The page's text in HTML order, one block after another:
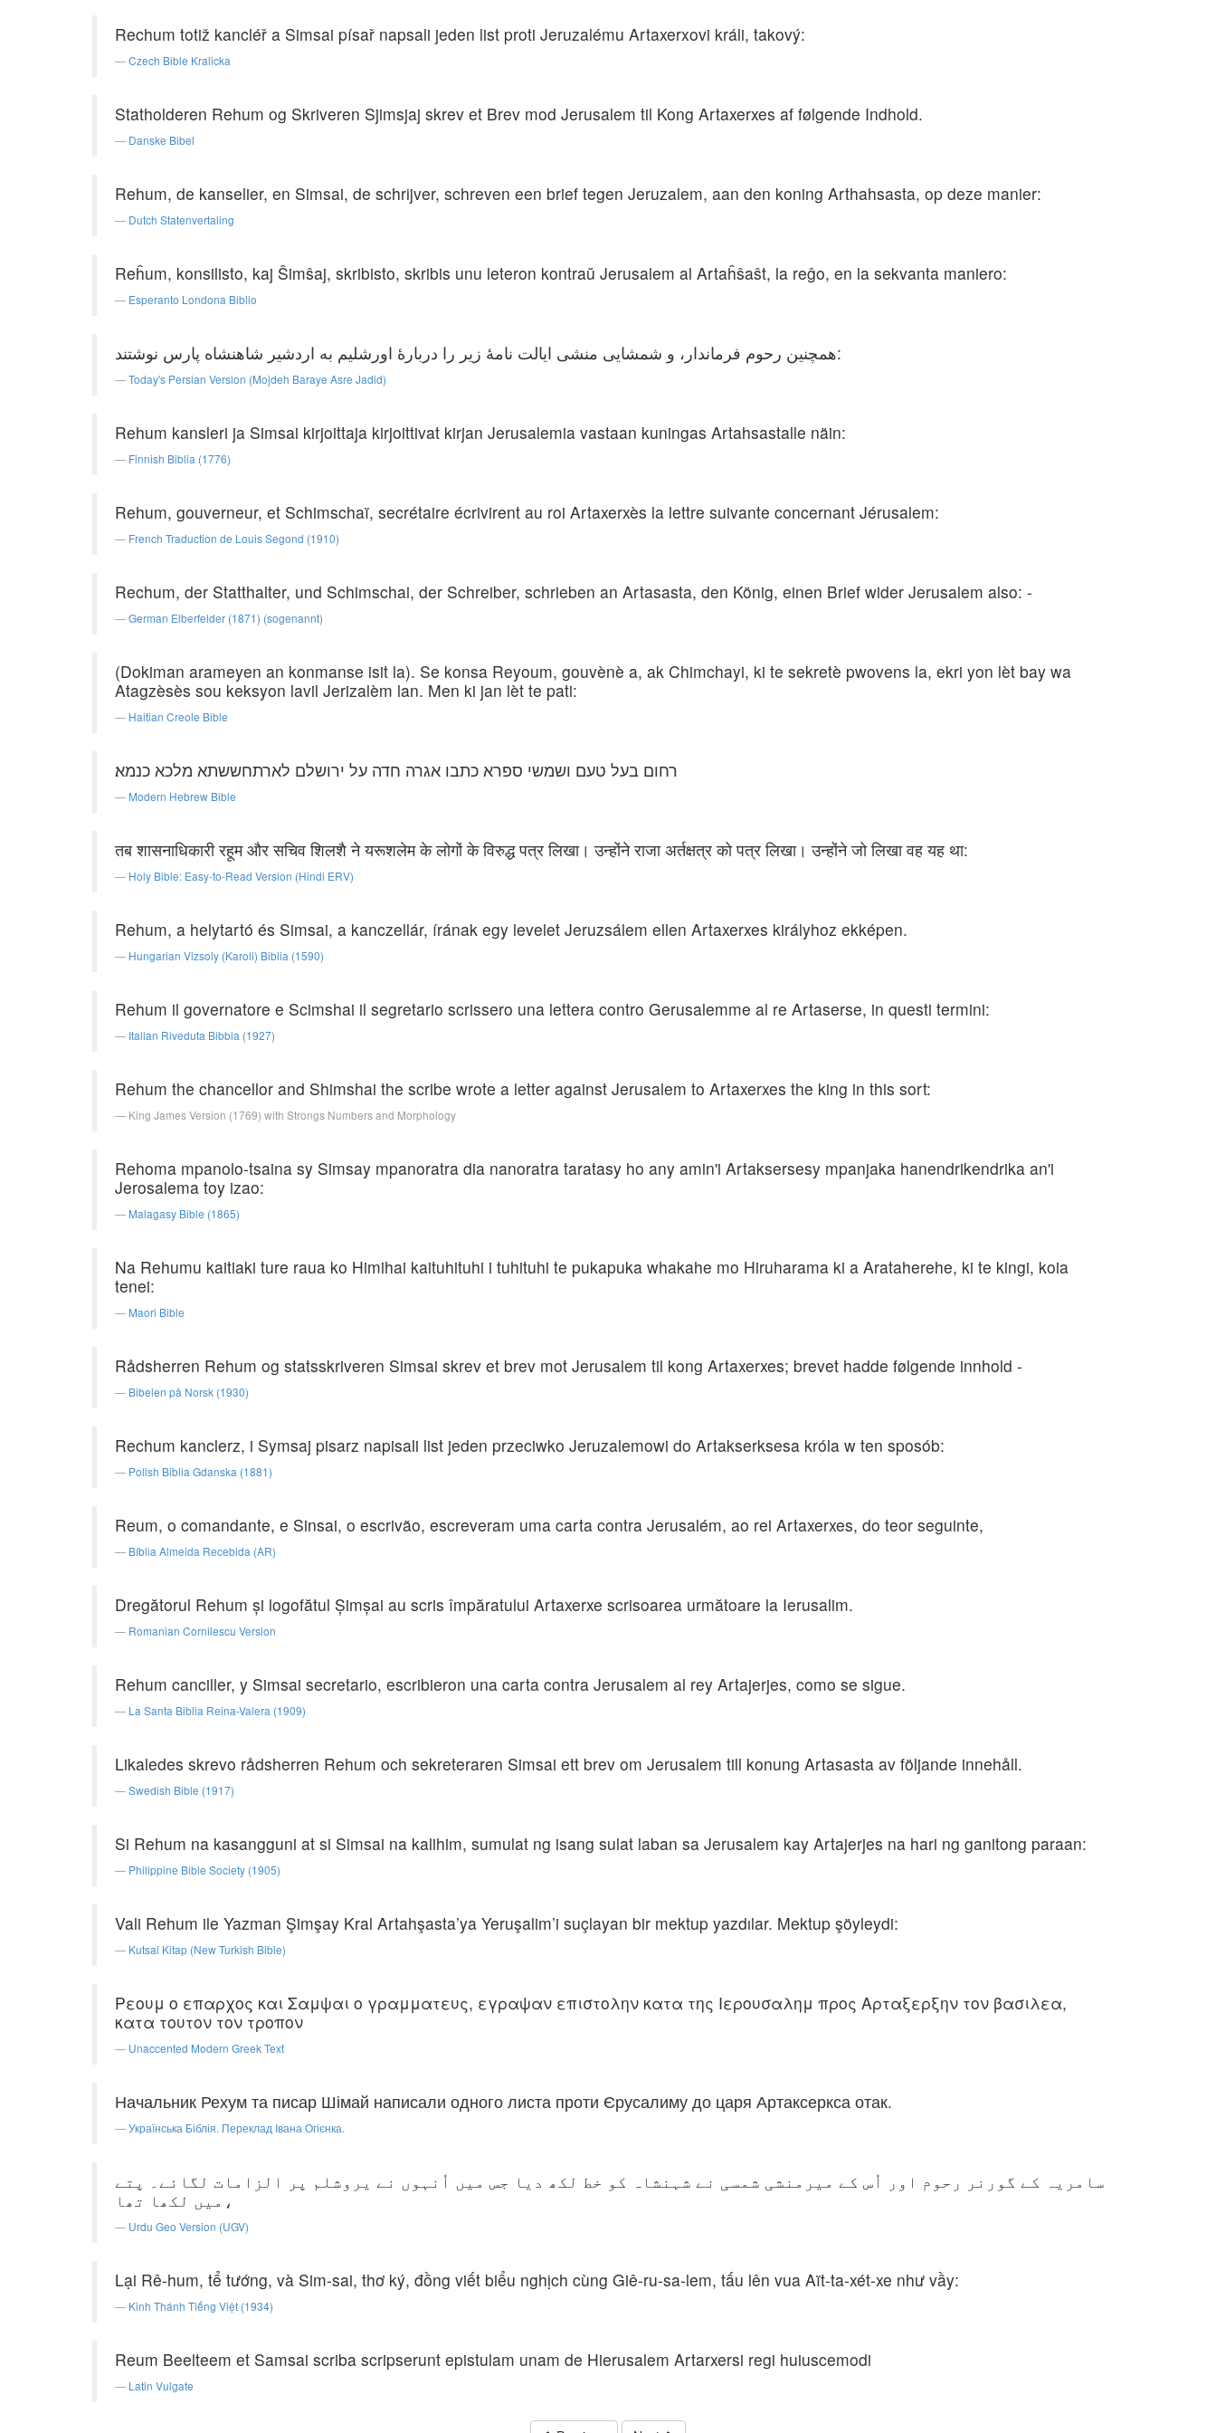
Rechum totiž kancléř a Simsai písař napsali jeden list proti Jeruzalému Artaxerxovi králi, takový:
Czech Bible Kralicka
Statholderen Rehum og Skriveren Sjimsjaj skrev et Brev mod Jerusalem til Kong Artaxerxes af følgende Indhold.
Danske Bibel
Rehum, de kanselier, en Simsai, de schrijver, schreven een brief tegen Jeruzalem, aan den koning Arthahsasta, op deze manier:
Dutch Statenvertaling
Reĥum, konsilisto, kaj Ŝimŝaj, skribisto, skribis unu leteron kontraŭ Jerusalem al Artaĥŝaŝt, la reĝo, en la sekvanta maniero:
Esperanto Londona Biblio
همچنین رحوم فرماندار، و شمشایی منشی ایالت نامهٔ زیر را دربارهٔ اورشلیم به اردشیر شاهنشاه پارس نوشتند:
Today's Persian Version (Mojdeh Baraye Asre Jadid)
Rehum kansleri ja Simsai kirjoittaja kirjoittivat kirjan Jerusalemia vastaan kuningas Artahsastalle näin:
Finnish Biblia (1776)
Rehum, gouverneur, et Schimschaï, secrétaire écrivirent au roi Artaxerxès la lettre suivante concernant Jérusalem:
French Traduction de Louis Segond (1910)
Rechum, der Statthalter, und Schimschai, der Schreiber, schrieben an Artasasta, den König, einen Brief wider Jerusalem also: -
German Elberfelder (1871) (sogenannt)
(Dokiman arameyen an konmanse isit la). Se konsa Reyoum, gouvènè a, ak Chimchayi, ki te sekretè pwovens la, ekri yon lèt bay wa
Atagzèsès sou keksyon lavil Jerizalèm lan. Men ki jan lèt te pati:
Haitian Creole Bible
רחום בעל טעם ושמשי ספרא כתבו אגרה חדה על ירושלם לארתחששתא מלכא כנמא׃
Modern Hebrew Bible
तब शासनाधिकारी रहूम और सचिव शिलशै ने यरूशलेम के लोगों के विरुद्ध पत्र लिखा। उन्होंने राजा अर्तक्षत्र को पत्र लिखा। उन्होंने जो लिखा वह यह था:
Holy Bible: Easy-to-Read Version (Hindi ERV)
Rehum, a helytartó és Simsai, a kanczellár, írának egy levelet Jeruzsálem ellen Artaxerxes királyhoz ekképen.
Hungarian Vizsoly (Karoli) Biblia (1590)
Rehum il governatore e Scimshai il segretario scrissero una lettera contro Gerusalemme al re Artaserse, in questi termini:
Italian Riveduta Bibbia (1927)
Rehum the chancellor and Shimshai the scribe wrote a letter against Jerusalem to Artaxerxes the king in this sort:
King James Version (1769) with Strongs Numbers and Morphology
Rehoma mpanolo-tsaina sy Simsay mpanoratra dia nanoratra taratasy ho any amin'i Artaksersesy mpanjaka hanendrikendrika an'i
Jerosalema toy izao:
Malagasy Bible (1865)
Na Rehumu kaitiaki ture raua ko Himihai kaituhituhi i tuhituhi te pukapuka whakahe mo Hiruharama ki a Arataherehe, ki te kingi, koia
tenei:
Maori Bible
Rådsherren Rehum og statsskriveren Simsai skrev et brev mot Jerusalem til kong Artaxerxes; brevet hadde følgende innhold -
Bibelen på Norsk (1930)
Rechum kanclerz, i Symsaj pisarz napisali list jeden przeciwko Jeruzalemowi do Artakserksesa króla w ten sposób:
Polish Biblia Gdanska (1881)
Reum, o comandante, e Sinsai, o escrivão, escreveram uma carta contra Jerusalém, ao rei Artaxerxes, do teor seguinte,
Bíblia Almeida Recebida (AR)
Dregătorul Rehum şi logofătul Şimşai au scris împăratului Artaxerxe scrisoarea următoare la Ierusalim.
Romanian Cornilescu Version
Rehum canciller, y Simsai secretario, escribieron una carta contra Jerusalem al rey Artajerjes, como se sigue.
La Santa Biblia Reina-Valera (1909)
Likaledes skrevo rådsherren Rehum och sekreteraren Simsai ett brev om Jerusalem till konung Artasasta av följande innehåll.
Swedish Bible (1917)
Si Rehum na kasangguni at si Simsai na kalihim, sumulat ng isang sulat laban sa Jerusalem kay Artajerjes na hari ng ganitong paraan:
Philippine Bible Society (1905)
Vali Rehum ile Yazman Şimşay Kral Artahşasta’ya Yeruşalim’i suçlayan bir mektup yazdılar. Mektup şöyleydi:
Kutsal Kitap (New Turkish Bible)
Ρεουμ ο επαρχος και Σαμψαι ο γραμματευς, εγραψαν επιστολην κατα της Ιερουσαλημ προς Αρταξερξην τον βασιλεα,
κατα τουτον τον τροπον
Unaccented Modern Greek Text
Начальник Рехум та писар Шімай написали одного листа проти Єрусалиму до царя Артаксеркса отак.
Українська Біблія. Переклад Івана Огієнка.
سامریہ کے گورنر رحوم اور اُس کے میرمنشی شمسی نے شہنشاہ کو خط لکھ دیا جس میں اُنہوں نے یروشلم پر الزامات لگائے۔ پتے
میں لکھا تھا،
Urdu Geo Version (UGV)
Lại Rê-hum, tể tướng, và Sim-sai, thơ ký, đồng viết biểu nghịch cùng Giê-ru-sa-lem, tấu lên vua Aït-ta-xét-xe như vầy:
Kinh Thánh Tiếng Việt (1934)
Reum Beelteem et Samsai scriba scripserunt epistulam unam de Hierusalem Artarxersi regi huiuscemodi
Latin Vulgate